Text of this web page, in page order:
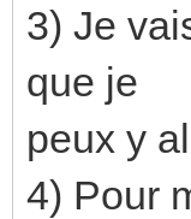
3) Je
que je
peux y
4) Pour